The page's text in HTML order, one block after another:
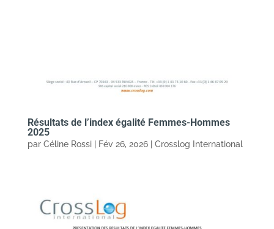
Résultats de l’index égalité Femmes-Hommes
2025
par Céline Rossi| Fév 26, 2026| Crosslog International